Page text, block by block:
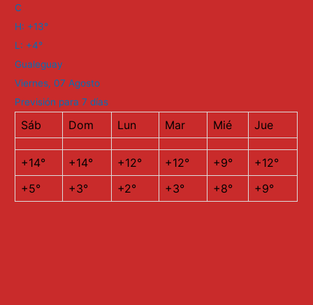
C
H: +13°
L: +4°
Gualeguay
Viernes, 07 Agosto
Previsión para 7 días
Sáb Dom Lun Mar Mié Jue
+14° +14° +12° +12° +9° +12°
+5° +3° +2° +3° +8° +9°